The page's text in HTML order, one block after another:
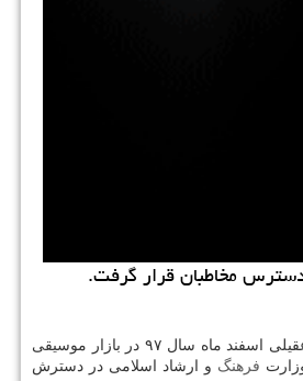
دسترس مخاطبان قرار گرفت.
به گزارش كاراموند به نقل از روابط عمومی موسسه فرهنگی هنری «راد نو اندیش»، آلبوم «نگاه آسمانی» به آهنگسازی ناصر ایزدی، اجرای اركستر ملی «مهر» و خوانندگی سالار عقیلی اسفند ماه سال ۹۷ در بازار موسیقی
فرهنگ و ارشاد اسلامی در دسترش